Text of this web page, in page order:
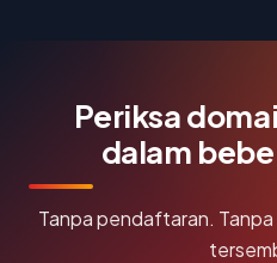
Periksa
dalam
Tanpa pendaftaran.